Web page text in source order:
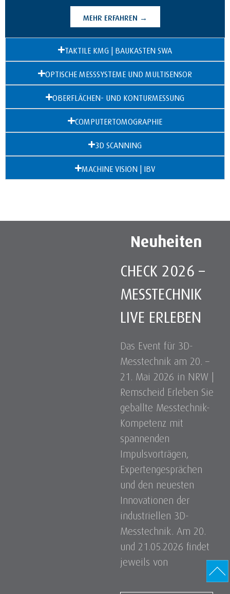
MEHR ERFAHREN →
TAKTILE KMG | BAUKASTEN SWA
OPTISCHE MESSSYSTEME UND MULTISENSOR
OBERFLÄCHEN- UND KONTURMESSUNG
COMPUTERTOMOGRAPHIE
3D SCANNING
MACHINE VISION | IBV
Neuheiten
CHECK 2026 –
MESSTECHNIK
LIVE ERLEBEN
Das Event für 3D-
Messtechnik am 20. –
21. Mai 2026 in NRW |
Remscheid Erleben Sie
geballte Messtechnik-
Kompetenz mit
spannenden
Impulsvorträgen,
Expertengesprächen
und den neuesten
Innovationen der
industriellen 3D-
Messtechnik. Am 20.
und 21.05.2026 findet
jeweils von